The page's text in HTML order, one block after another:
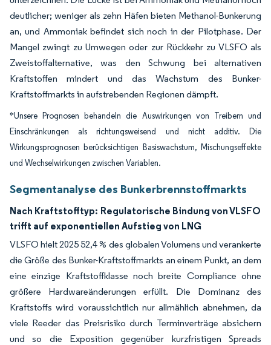
deutlicher; weniger als zehn Häfen bieten Methanol-Bunkerung
an, und Ammoniak befindet sich noch in der Pilotphase. Der
Mangel zwingt zu Umwegen oder zur Rückkehr zu VLSFO als
Zweistoffalternative, was den Schwung bei alternativen
Kraftstoffen mindert und das Wachstum des Bunker-
Kraftstoffmarkts in aufstrebenden Regionen dämpft.
*Unsere Prognosen behandeln die Auswirkungen von Treibern und
Einschränkungen als richtungsweisend und nicht additiv. Die
Wirkungsprognosen berücksichtigen Basiswachstum, Mischungseffekte
und Wechselwirkungen zwischen Variablen.
Segmentanalyse des Bunkerbrennstoffmarkts
Nach Kraftstofftyp: Regulatorische Bindung von VLSFO
trifft auf exponentiellen Aufstieg von LNG
VLSFO hielt 2025 52,4 % des globalen Volumens und verankerte
die Größe des Bunker-Kraftstoffmarkts an einem Punkt, an dem
eine einzige Kraftstoffklasse noch breite Compliance ohne
größere Hardwareänderungen erfüllt. Die Dominanz des
Kraftstoffs wird voraussichtlich nur allmählich abnehmen, da
viele Reeder das Preisrisiko durch Terminverträge absichern
und so die Exposition gegenüber kurzfristigen Spreads